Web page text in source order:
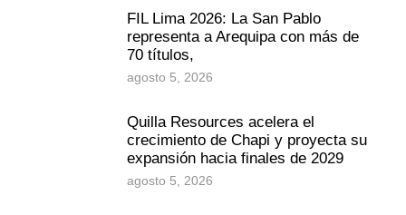
FIL Lima 2026: La San Pablo
representa a Arequipa con más de
70 títulos,
agosto 5, 2026
Quilla Resources acelera el
crecimiento de Chapi y proyecta su
expansión hacia finales de 2029
agosto 5, 2026